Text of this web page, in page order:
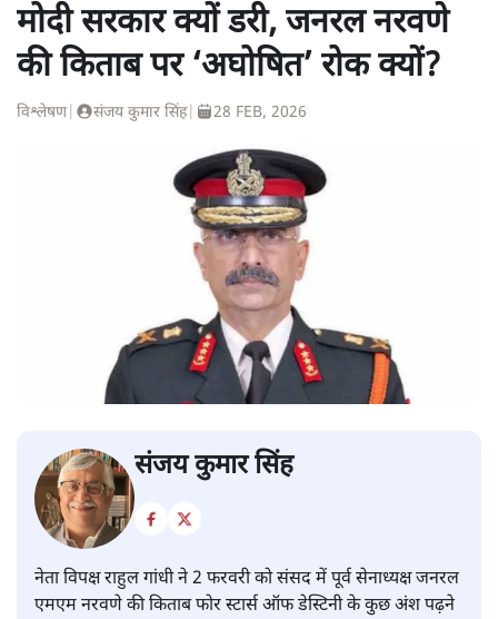
मोदी सरकार क्यों डरी, जनरल नरवणे
की किताब पर ‘अघोषित’ रोक क्यों?
विश्लेषण| संजय कुमार सिंह| 28 FEB, 2026
संजय कुमार सिंह
नेता विपक्ष राहुल गांधी ने 2 फरवरी को संसद में पूर्व सेनाध्यक्ष जनरल
एमएम नरवणे की किताब फोर स्टार्स ऑफ डेस्टिनी के कुछ अंश पढ़ने